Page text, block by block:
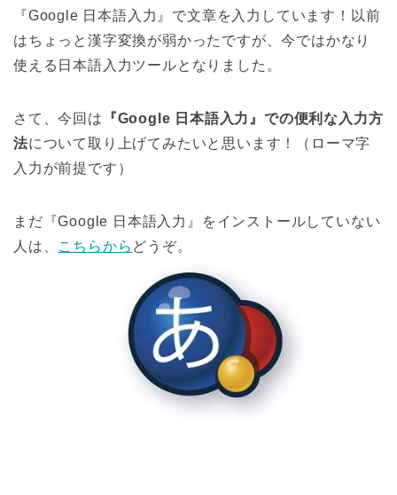
『Google 日本語入力』で文章を入力しています！以前
はちょっと漢字変換が弱かったですが、今ではかなり
使える日本語入力ツールとなりました。
さて、今回は
『Google 日本語入力』での便利な入力方
法について取り上げてみたいと思います！（ローマ字
入力が前提です）
まだ『Google 日本語入力』をインストールしていない
人は、 こちらから どうぞ。